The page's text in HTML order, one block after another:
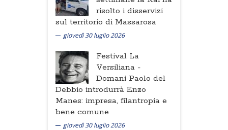
risolto i disservizi
sul territorio di Massarosa
giovedì 30 luglio 2026
Festival La
Versiliana -
Domani Paolo del
Debbio introdurrà Enzo
Manes: impresa, filantropia e
bene comune
giovedì 30 luglio 2026